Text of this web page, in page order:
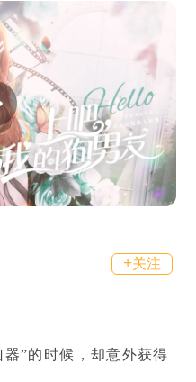
+关注
”的时候，却意外获得